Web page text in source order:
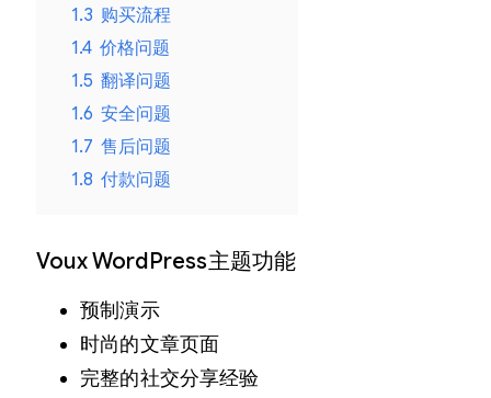
1.3 购买流程
1.4 价格问题
1.5 翻译问题
1.6 安全问题
1.7 售后问题
1.8 付款问题
Voux WordPress主题功能
预制演示
时尚的文章页面
完整的社交分享经验